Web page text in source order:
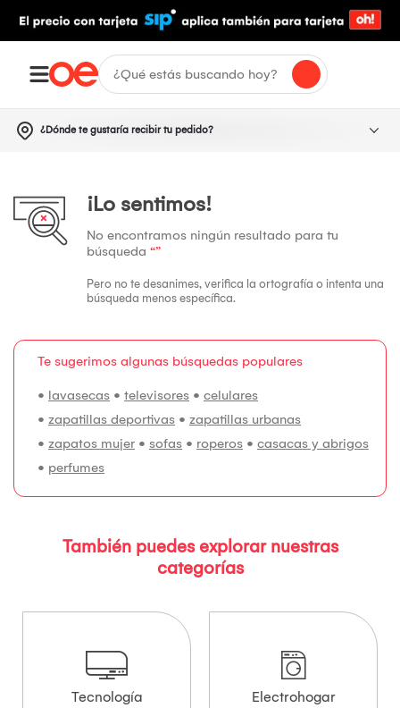
¿Dónde te gustaría recibir tu pedido?
¡Lo sentimos!
No encontramos ningún resultado para tu
búsqueda “”
Pero no te desanimes, verifica la ortografía o intenta una
búsqueda menos específica.
Te sugerimos algunas búsquedas populares
• lavasecas • televisores • celulares
• zapatillas deportivas • zapatillas urbanas
• zapatos mujer • sofas • roperos • casacas y abrigos
• perfumes
También puedes explorar nuestras
categorías
Tecnología Electrohogar